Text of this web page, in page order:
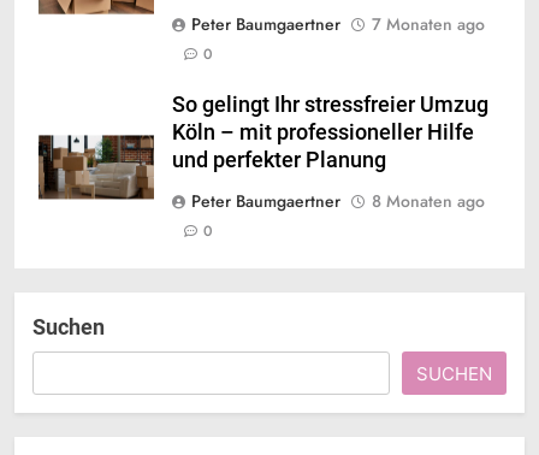
Peter Baumgaertner 7 Monaten ago
0
So gelingt Ihr stressfreier Umzug
Köln – mit professioneller Hilfe
und perfekter Planung
Peter Baumgaertner
8 Monaten ago
0
Suchen
SUCHEN